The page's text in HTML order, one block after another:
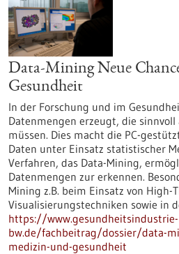
Data-Mining Neue
Gesundheit
In der Forschung und im
Datenmengen erzeugt, die
müssen. Dies macht die PC-
Daten unter Einsatz statistischer
Verfahren, das Data-Mining,
Datenmengen zur erkennen.
Mining z.B. beim Einsatz von
Visualisierungstechniken sowie in
https://www.gesundheitsindustrie-
bw.de/fachbeitrag/dossier/data-
medizin-und-gesundheit